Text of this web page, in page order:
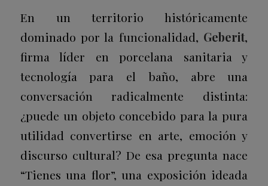
En un territorio históricamente
dominado por la funcionalidad, Geberit,
firma líder en porcelana sanitaria y
tecnología para el baño, abre una
conversación radicalmente distinta:
¿puede un objeto concebido para la pura
utilidad convertirse en arte, emoción y
discurso cultural? De esa pregunta nace
“Tienes una flor”, una exposición ideada